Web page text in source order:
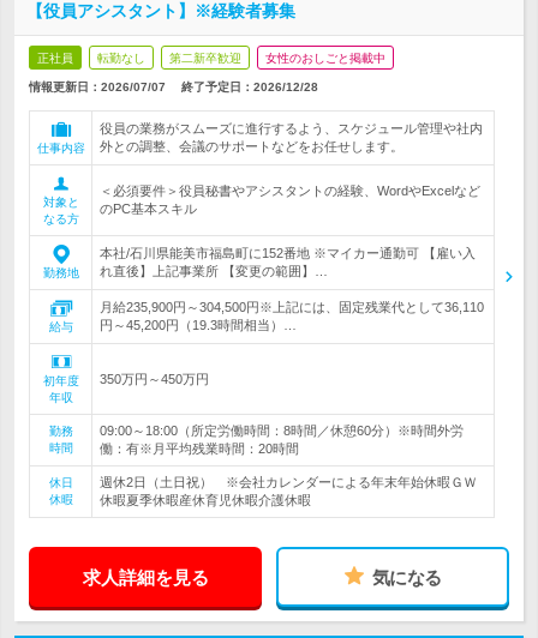
【役員アシスタント】※経験者募集
正社員 転勤なし 第二新卒歓迎 女性のおしごと掲載中
情報更新日：2026/07/07 終了予定日： 2026/12/28
仕事内容
役員の業務がスムーズに進行するよう、スケジュール管理や社内
外との調整、会議のサポートなどをお任せします。
対象と
なる方
＜必須要件＞役員秘書やアシスタントの経験、WordやExcelなど
のPC基本スキル
勤務地
本社/石川県能美市福島町に152番地 ※マイカー通勤可 【雇い入
れ直後】上記事業所 【変更の範囲】…
給与
月給235,900円～304,500円※上記には、固定残業代として36,110
円～45,200円（19.3時間相当）…
初年度
年収
350万円～450万円
勤務
時間
09:00～18:00（所定労働時間：8時間／休憩60分）※時間外労
働：有※月平均残業時間：20時間
休日
休暇
週休2日（土日祝） ※会社カレンダーによる年末年始休暇ＧＷ
休暇夏季休暇産休育児休暇介護休暇
求人詳細を見る 気になる